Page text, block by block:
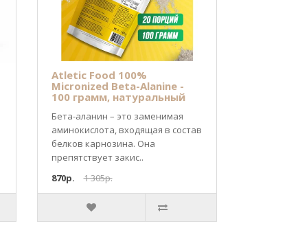
Atletic Food 100%
Micronized Beta-Alanine -
100 грамм, натуральный
Бета-аланин – это заменимая
аминокислота, входящая в состав
белков карнозина. Она
препятствует закис..
870р.
1 305р.